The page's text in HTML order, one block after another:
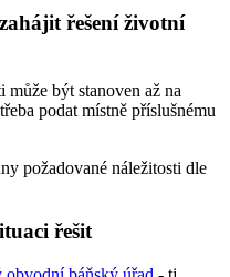
řešení životní
být stanoven až na
podat místně příslušnému
požadované náležitosti dle
řešit